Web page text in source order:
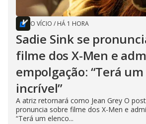
O VÍCIO / HÁ 1 HORA
Sadie Sink se
filme dos X-Men e
empolgação: “Terá
incrível”
A atriz retornará como Jean Grey O
pronuncia sobre filme dos X-Men e
“Terá um elenco...